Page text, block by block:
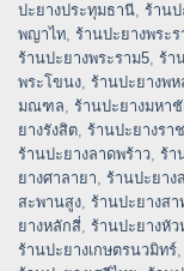
ปะยางประทุมธานี, ร้านป
พญาไท, ร้านปะยางพระร
ร้านปะยางพระราม5, ร้า
พระโขนง, ร้านปะยางพ
มณฑล, ร้านปะยางมหา
ยางรังสิต, ร้านปะยางรา
ร้านปะยางลาดพร้าว, ร้า
ยางศาลายา, ร้านปะยาง
สะพานสูง, ร้านปะยางสา
ยางหลักสี่, ร้านปะยางหัว
ร้านปะยางเกษตรนวมิทร์,